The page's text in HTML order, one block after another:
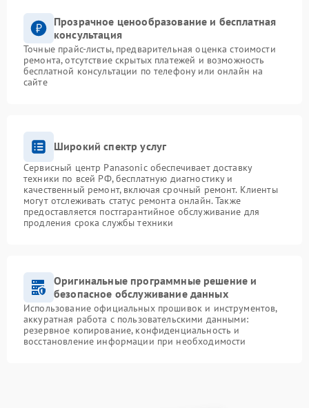
Прозрачное ценообразование и бесплатная
консультация
Точные прайс-листы, предварительная оценка стоимости
ремонта, отсутствие скрытых платежей и возможность
бесплатной консультации по телефону или онлайн на
сайте
Широкий спектр услуг
Сервисный центр Panasonic обеспечивает доставку
техники по всей РФ, бесплатную диагностику и
качественный ремонт, включая срочный ремонт. Клиенты
могут отслеживать статус ремонта онлайн. Также
предоставляется постгарантийное обслуживание для
продления срока службы техники
Оригинальные программные решение и
безопасное обслуживание данных
Использование официальных прошивок и инструментов,
аккуратная работа с пользовательскими данными:
резервное копирование, конфиденциальность и
восстановление информации при необходимости